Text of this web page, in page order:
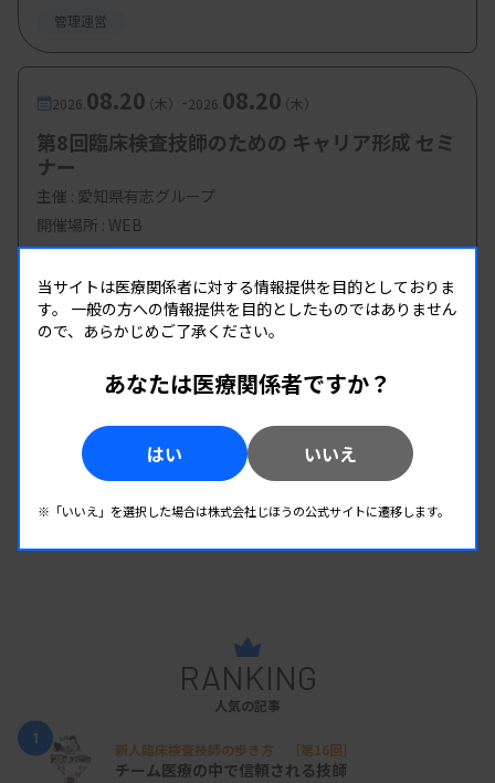
ネスマナー/ネゴシエーション
目賀田美奈子氏（オフィス プレイズ）
・ワークショップ：事例検討（グループディスカッ
ション）
～CRCの実務・同意説明時の補
助に関する事例～
深川恵美子氏（臨床研究推進委員会 委員）
・CRC業務の実践と同意説明時の留意点
森山菜緒氏（臨床研究推進委員会）
管理運営
2026. 08.20（木） -2026. 08.20（木）
第8回臨床検査技師のための キャリア形成 セミ
ナー
主催 : 愛知県有志グループ
開催場所 : WEB
RANKING
人気の記事
1
新人臨床検査技師の歩き方 ［第16回］
チーム医療の中で信頼される技師
当サイトは医療関係者に対する情報提供を目的としておりま
す。 一般の方への情報提供を目的としたものではありません
ので、あらかじめご了承ください。
あなたは医療関係者ですか？
はい いいえ
※「いいえ」を選択した場合は株式会社じほうの公式サイトに遷移します。